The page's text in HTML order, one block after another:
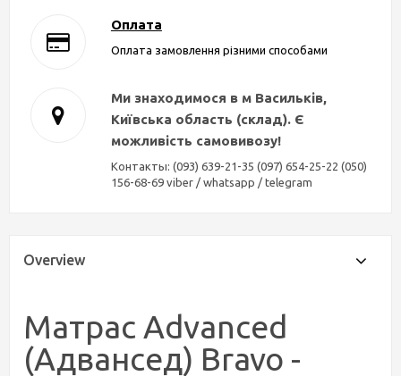
Оплата
Оплата замовлення різними способами
Ми знаходимося в м Васильків,
Київська область (склад). Є
можливість самовивозу!
Контакты: (093) 639-21-35 (097) 654-25-22 (050)
156-68-69 viber / whatsapp / telegram
Overview
Матрас Advanced
(Адвансед) Bravo -